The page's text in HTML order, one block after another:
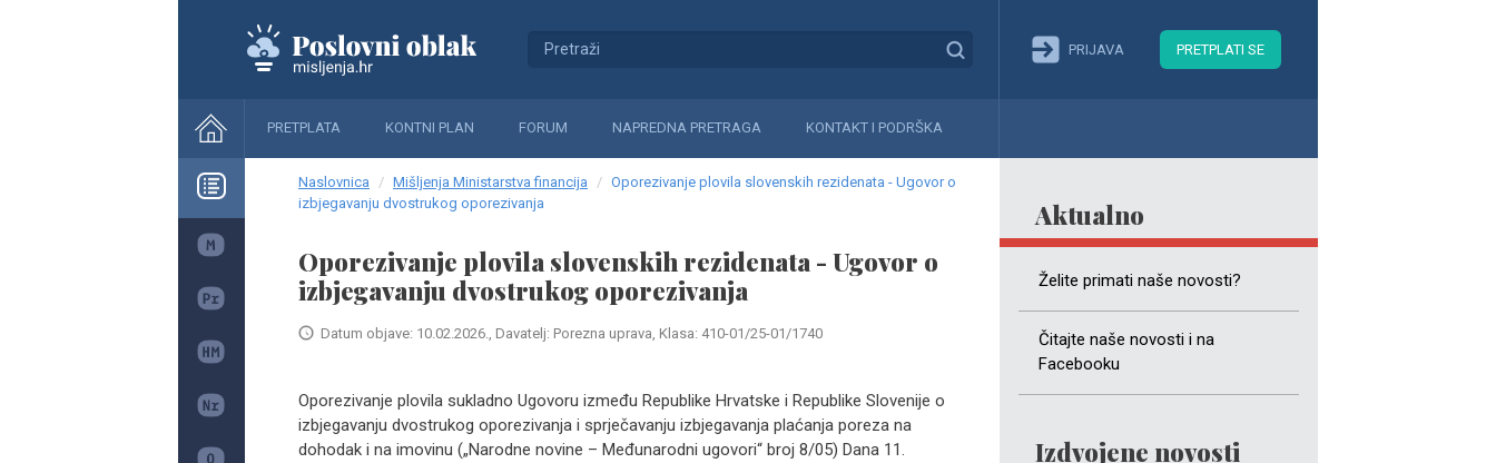
PRIJAVA PRETPLATI SE
PRETPLATA KONTNI PLAN FORUM NAPREDNA PRETRAGA KONTAKT I PODRŠKA
Aktualno
Želite primati naše novosti?
Čitajte naše novosti i na
Facebooku
Izdvojene novosti
Naslovnica Mišljenja Ministarstva financija
Oporezivanje plovila slovenskih rezidenata - Ugovor o
izbjegavanju dvostrukog oporezivanja
Oporezivanje plovila slovenskih rezidenata - Ugovor o
izbjegavanju dvostrukog oporezivanja
Datum objave: 10.02.2026., Davatelj: Porezna uprava, Klasa: 410-01/25-01/1740
Oporezivanje plovila sukladno Ugovoru između Republike Hrvatske i Republike Slovenije o
izbjegavanju dvostrukog oporezivanja i sprječavanju izbjegavanja plaćanja poreza na
dohodak i na imovinu („Narodne novine – Međunarodni ugovori“ broj 8/05) Dana 11.